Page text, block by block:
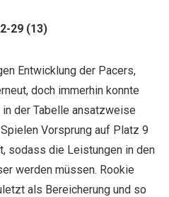
29 (13)
Entwicklung der Pacers,
doch immerhin konnte
der Tabelle ansatzweise
Vorsprung auf Platz 9
sodass die Leistungen in den
werden müssen. Rookie
als Bereicherung und so